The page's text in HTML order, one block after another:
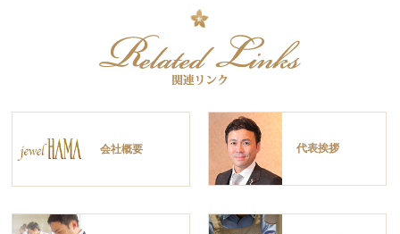
会社概要 代表挨拶